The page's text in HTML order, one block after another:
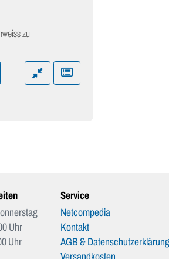
zu
Uhr
Uhr
Service
Netcompedia
Kontakt
AGB & Datenschutzerklärung
Versandkosten